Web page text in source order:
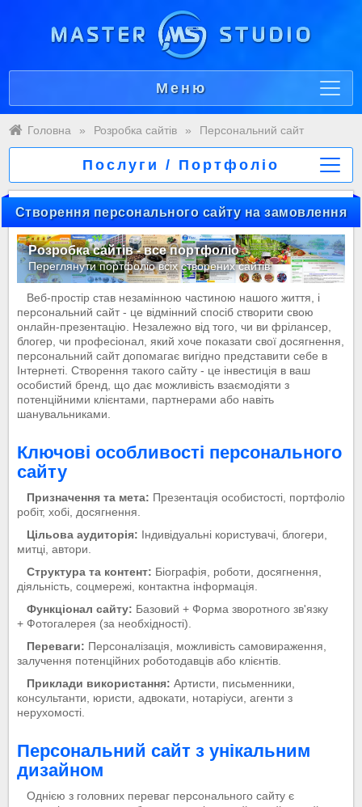
Меню
Головна » Розробка сайтів » Персональний сайт
Послуги / Портфоліо
Створення персонального сайту на замовлення
Розробка сайтів - все портфоліо
Переглянути портфоліо всіх створених сайтів
Веб-простір став незамінною частиною нашого життя, і
персональний сайт - це відмінний спосіб створити свою
онлайн-презентацію. Незалежно від того, чи ви фрілансер,
блогер, чи професіонал, який хоче показати свої досягнення,
персональний сайт допомагає вигідно представити себе в
Інтернеті. Створення такого сайту - це інвестиція в ваш
особистий бренд, що дає можливість взаємодіяти з
потенційними клієнтами, партнерами або навіть
шанувальниками.
Ключові особливості персонального
сайту
Призначення та мета: Презентація особистості, портфоліо
робіт, хобі, досягнення.
Цільова аудиторія: Індивідуальні користувачі, блогери,
митці, автори.
Структура та контент: Біографія, роботи, досягнення,
діяльність, соцмережі, контактна інформація.
Функціонал сайту: Базовий + Форма зворотного зв'язку
+ Фотогалерея (за необхідності).
Переваги: Персоналізація, можливість самовираження,
залучення потенційних роботодавців або клієнтів.
Приклади використання: Артисти, письменники,
консультанти, юристи, адвокати, нотаріуси, агенти з
нерухомості.
Персональний сайт з унікальним
дизайном
Однією з головних переваг персонального сайту є